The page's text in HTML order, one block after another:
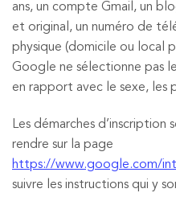
ans, un compte Gmail, un
et original, un numéro de
physique (domicile ou local
Google ne sélectionne pas
en rapport avec le sexe, les
Les démarches d’inscription
rendre sur la page
https://www.google.com/
suivre les instructions qui y